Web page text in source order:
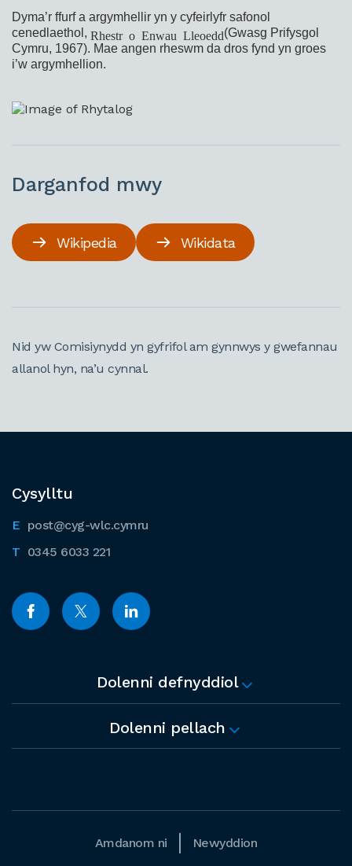
Dyma’r ffurf a argymhellir yn y cyfeirlyfr safonol
cenedlaethol, Rhestr o Enwau Lleoedd(Gwasg Prifysgol
Cymru, 1967). Mae angen rheswm da dros fynd yn groes
i’w argymhellion.
Darganfod mwy
Wikipedia Wikidata
Nid yw Comisiynydd yn gyfrifol am gynnwys y gwefannau
allanol hyn, na’u cynnal.
Cysylltu
post@cyg-wlc.cymru
0345 6033 221
Dolenni defnyddiol
Dolenni pellach
Amdanom ni Newyddion